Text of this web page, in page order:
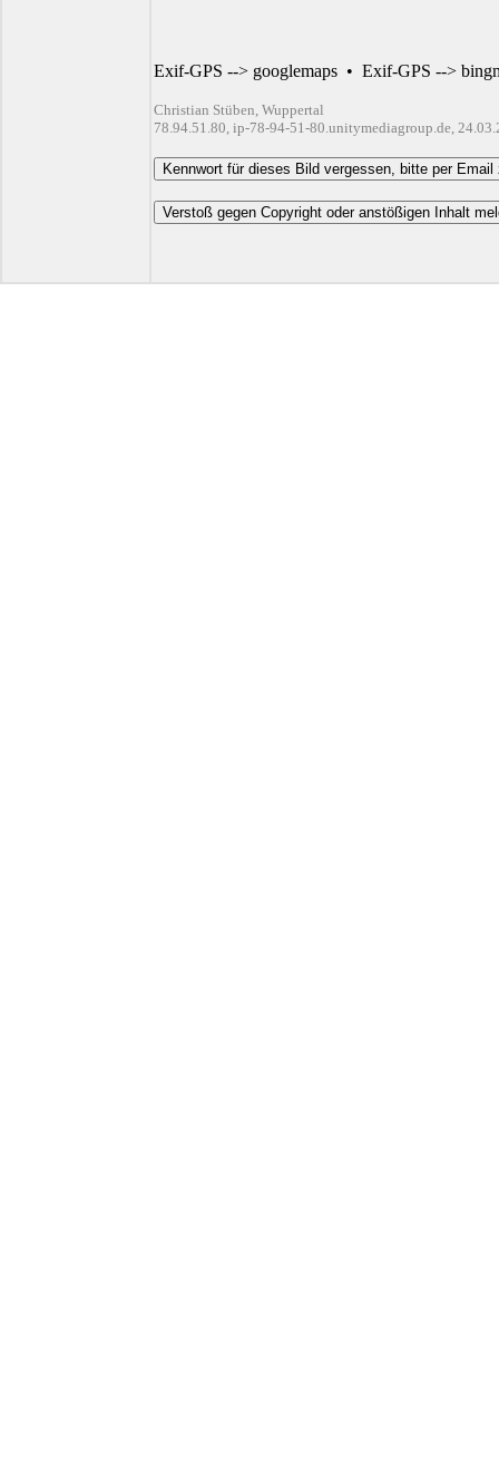
Exif-GPS --> googlemaps • Exif-GPS -->
Christian Stüben, Wuppertal
78.94.51.80, ip-78-94-51-80.unitymediagroup.de,